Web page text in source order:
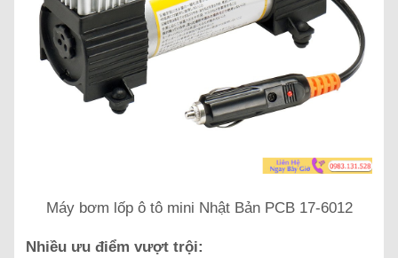
Máy bơm lốp ô tô mini Nhật Bản PCB 17-6012
Nhiều ưu điểm vượt trội: